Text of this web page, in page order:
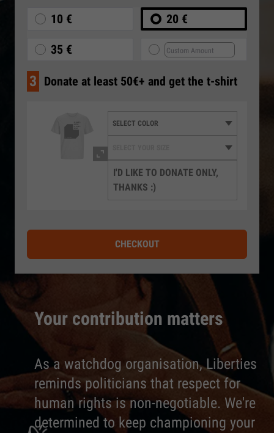
Your contribution matters
As a watchdog organisation, Liberties
reminds politicians that respect for
human rights is non-negotiable. We're
determined to keep championing your
10 € 20 €
35 €
3 Donate at least 50€+ and get the t-shirt
I'D LIKE TO DONATE ONLY,
THANKS :)
CHECKOUT